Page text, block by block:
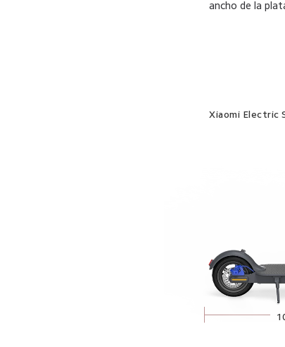
ancho de la
Xiaomi Electric